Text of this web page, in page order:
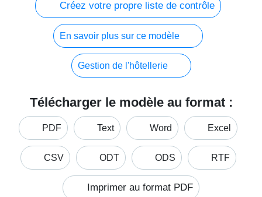
Créez votre propre liste de contrôle
En savoir plus sur ce modèle
Gestion de l'hôtellerie
Télécharger le modèle au format :
PDF Text Word Excel
CSV ODT ODS RTF
Imprimer au format PDF